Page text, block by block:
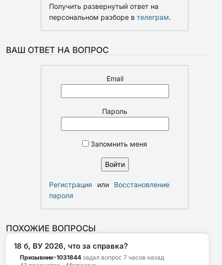
Получить развернутый ответ на
персональном разборе в телеграм.
ВАШ ОТВЕТ НА ВОПРОС
Email
Пароль
Запомнить меня
Регистрация или
Восстановление
пароля
ПОХОЖИЕ ВОПРОСЫ
18 б, ВУ 2026, что за справка?
Призывник-1031844 задал вопрос 7 часов назад